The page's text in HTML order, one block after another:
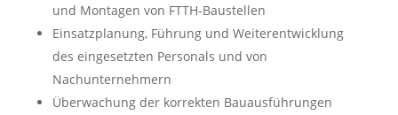
und Montagen von FTTH-Baustellen
Einsatzplanung, Führung und Weiterentwicklung
des eingesetzten Personals und von
Nachunternehmern
Überwachung der korrekten Bauausführungen